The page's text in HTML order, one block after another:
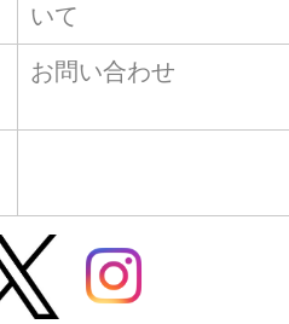
いて
お問い合わせ